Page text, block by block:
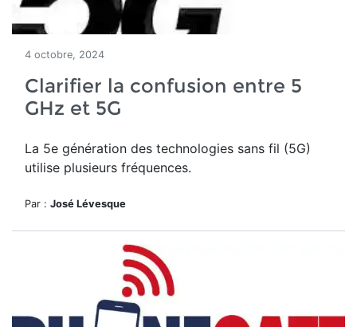
4 octobre, 2024
Clarifier la confusion entre 5
GHz et 5G
La 5e génération des technologies sans fil (5G)
utilise plusieurs fréquences.
Par : José Lévesque